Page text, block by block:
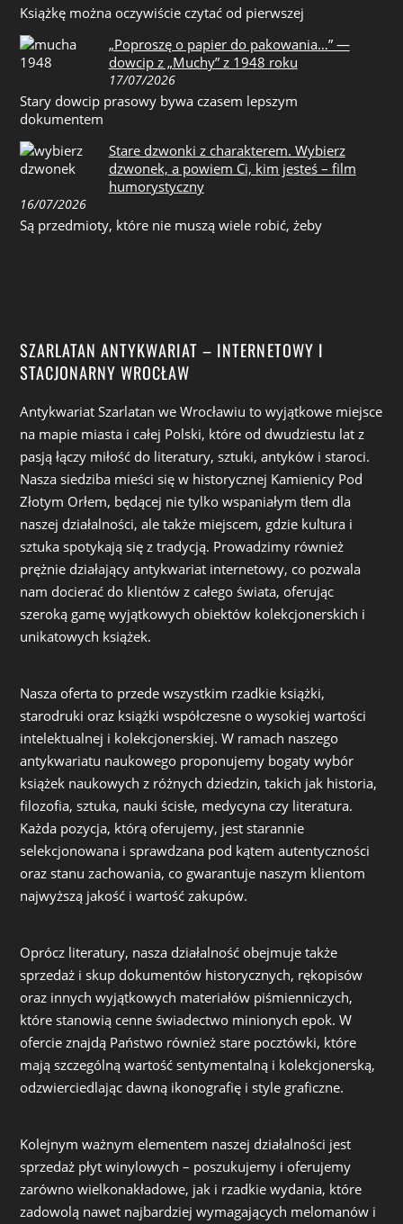
Książkę można oczywiście czytać od pierwszej
„Poproszę o papier do pakowania…” —
dowcip z „Muchy” z 1948 roku
17/07/2026
Stary dowcip prasowy bywa czasem lepszym
dokumentem
Stare dzwonki z charakterem. Wybierz
dzwonek, a powiem Ci, kim jesteś – film
humorystyczny
16/07/2026
Są przedmioty, które nie muszą wiele robić, żeby
SZARLATAN ANTYKWARIAT – INTERNETOWY I
STACJONARNY WROCŁAW
Antykwariat Szarlatan we Wrocławiu to wyjątkowe miejsce
na mapie miasta i całej Polski, które od dwudziestu lat z
pasją łączy miłość do literatury, sztuki, antyków i staroci.
Nasza siedziba mieści się w historycznej Kamienicy Pod
Złotym Orłem, będącej nie tylko wspaniałym tłem dla
naszej działalności, ale także miejscem, gdzie kultura i
sztuka spotykają się z tradycją. Prowadzimy również
prężnie działający antykwariat internetowy, co pozwala
nam docierać do klientów z całego świata, oferując
szeroką gamę wyjątkowych obiektów kolekcjonerskich i
unikatowych książek.
Nasza oferta to przede wszystkim rzadkie książki,
starodruki oraz książki współczesne o wysokiej wartości
intelektualnej i kolekcjonerskiej. W ramach naszego
antykwariatu naukowego proponujemy bogaty wybór
książek naukowych z różnych dziedzin, takich jak historia,
filozofia, sztuka, nauki ścisłe, medycyna czy literatura.
Każda pozycja, którą oferujemy, jest starannie
selekcjonowana i sprawdzana pod kątem autentyczności
oraz stanu zachowania, co gwarantuje naszym klientom
najwyższą jakość i wartość zakupów.
Oprócz literatury, nasza działalność obejmuje także
sprzedaż i skup dokumentów historycznych, rękopisów
oraz innych wyjątkowych materiałów piśmienniczych,
które stanowią cenne świadectwo minionych epok. W
ofercie znajdą Państwo również stare pocztówki, które
mają szczególną wartość sentymentalną i kolekcjonerską,
odzwierciedlając dawną ikonografię i style graficzne.
Kolejnym ważnym elementem naszej działalności jest
sprzedaż płyt winylowych – poszukujemy i oferujemy
zarówno wielkonakładowe, jak i rzadkie wydania, które
zadowolą nawet najbardziej wymagających melomanów i